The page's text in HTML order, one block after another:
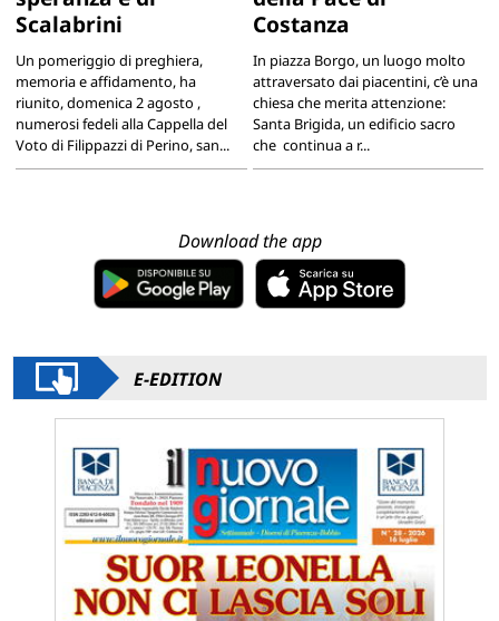
Scalabrini
Un pomeriggio di preghiera,
memoria e affidamento, ha
riunito, domenica 2 agosto ,
numerosi fedeli alla Cappella del
Voto di Filippazzi di Perino, san...
Costanza
In piazza Borgo, un luogo molto
attraversato dai piacentini, c’è una
chiesa che merita attenzione:
Santa Brigida, un edificio sacro
che continua a r...
Download the app
E-EDITION